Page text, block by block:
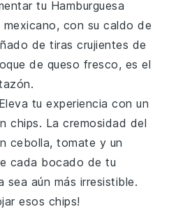
tu Hamburguesa
con su caldo de
de tiras crujientes de
de queso fresco, es el
tu experiencia con un
chips. La cremosidad del
cebolla,tomate y un
cada bocado de tu
sea aún más irresistible.
esos chips!